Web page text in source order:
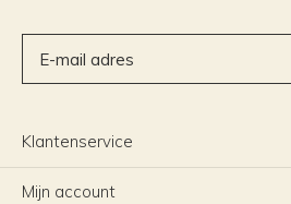
Klantenservice
Mijn account